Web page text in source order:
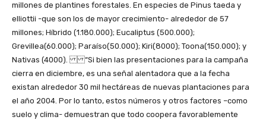
millones de plantines forestales. En especies de Pinus taeda y
elliottii -que son los de mayor crecimiento- alrededor de 57
millones; Híbrido (1.180.000); Eucaliptus (500.000);
Grevillea(60.000); Paraíso(50.000); Kiri(8000); Toona(150.000); y
Nativas (4000). “Si bien las presentaciones para la campaña
cierra en diciembre, es una señal alentadora que a la fecha
existan alrededor 30 mil hectáreas de nuevas plantaciones para
el año 2004. Por lo tanto, estos números y otros factores –como
suelo y clima- demuestran que todo coopera favorablemente